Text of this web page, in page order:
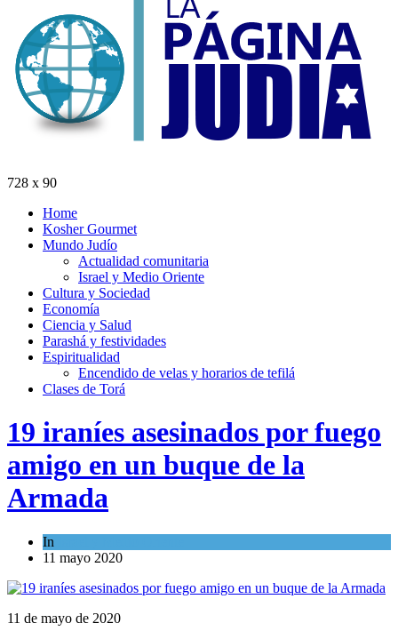
728 x 90
Home
Kosher Gourmet
Mundo Judío
Actualidad comunitaria
Israel y Medio Oriente
Cultura y Sociedad
Economía
Ciencia y Salud
Parashá y festividades
Espiritualidad
Encendido de velas y horarios de tefilá
Clases de Torá
19 iraníes asesinados por fuego
amigo en un buque de la
Armada
In
11 mayo 2020
11 de mayo de 2020